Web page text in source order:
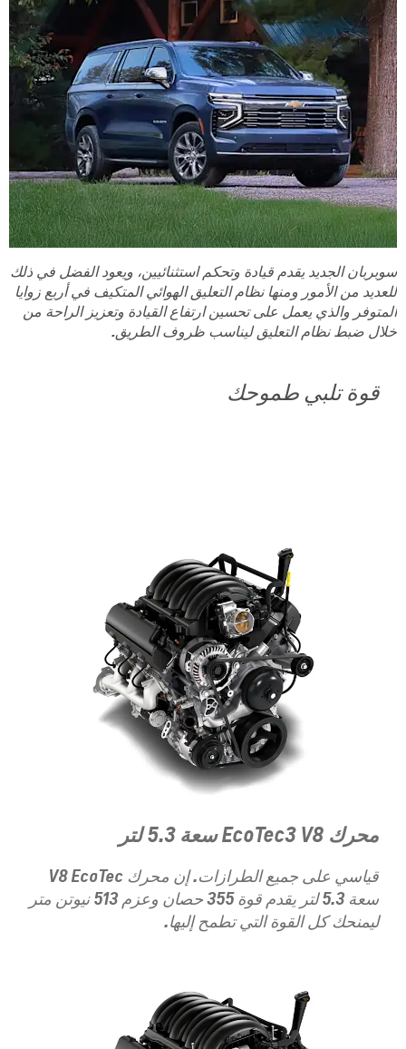
سوبربان الجديد يقدم قيادة وتحكم استثنائيين، ويعود الفضل في ذلك
للعديد من الأمور ومنها نظام التعليق الهوائي المتكيف في أربع زوايا
المتوفر والذي يعمل على تحسين ارتفاع القيادة وتعزيز الراحة من
خلال ضبط نظام التعليق ليناسب ظروف الطريق.
قوة تلبي طموحك
محرك EcoTec3 V8 سعة 5.3 لتر
قياسي على جميع الطرازات. إن محرك V8 EcoTec
سعة 5.3 لتر يقدم قوة 355 حصان وعزم 513 نيوتن متر
ليمنحك كل القوة التي تطمح إليها.